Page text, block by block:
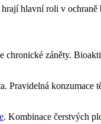
hlavní roli v ochraně
chronické záněty.
Pravidelná
. Kombinace čerstvých